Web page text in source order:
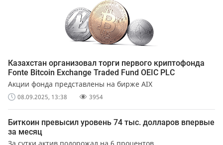
Казахстан организовал торги первого криптофонда
Fonte Bitcoin Exchange Traded Fund OEIC PLC
Акции фонда представлены на бирже AIX
08.09.2025, 13:38 3954
Биткоин превысил уровень 74 тыс. долларов впервые
за месяц
За сутки актив подорожал на 6 процентов